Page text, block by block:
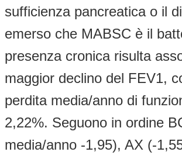
sufficienza pancreatica o il
emerso che MABSC è il
presenza cronica risulta
maggior declino del FEV1,
perdita media/anno di
2,22%. Seguono in ordine
media/anno -1,95), AX (-